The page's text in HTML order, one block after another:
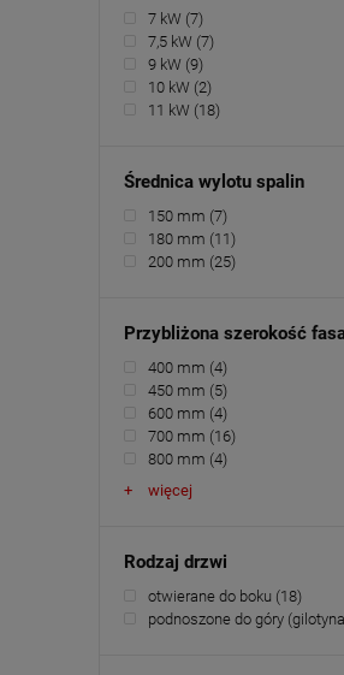
7 kW (7)
7,5 kW (7)
9 kW (9)
10 kW (2)
11 kW (18)
Średnica wylotu spalin
150 mm (7)
180 mm (11)
200 mm (25)
Przybliżona szerokość
400 mm (4)
450 mm (5)
600 mm (4)
700 mm (16)
800 mm (4)
więcej
Rodzaj drzwi
otwierane do boku (18)
podnoszone do góry